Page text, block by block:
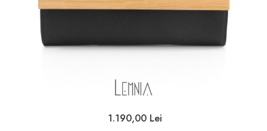
1.190,00 Lei